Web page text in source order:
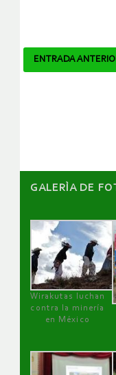
ENTRADA
GALERÌA DE
Wirakutas luchan
contra la minería
en México